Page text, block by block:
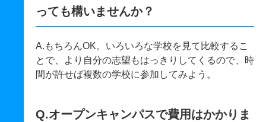
っても構いませんか？
A.もちろんOK。いろいろな学校を見て比較するこ
とで、より自分の志望もはっきりしてくるので、時
間が許せば複数の学校に参加してみよう。
Q.オープンキャンパスで費用はかかりま